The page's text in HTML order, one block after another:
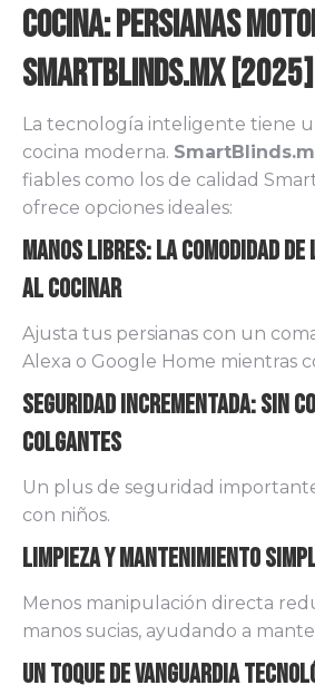
Cocina: Persianas
SmartBlinds.mx [2025]
La tecnología inteligente tiene
cocina moderna.
fiables como los de calidad
ofrece opciones ideales:
Manos Libres: La Comodidad
al Cocinar
Ajusta tus persianas con un
Alexa o Google Home mientras
Seguridad Incrementada: Sin
Colgantes
Un plus de seguridad
con niños.
Limpieza y Mantenimiento
Menos manipulación directa
manos sucias, ayudando a
Un Toque de Vanguardia